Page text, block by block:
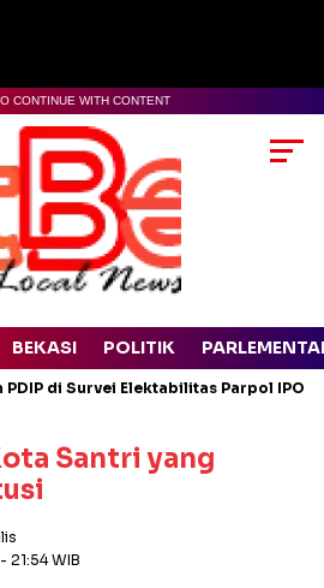
CONTINUE WITH CONTENT
BEKASI POLITIK
di Survei Elektabilitas Parpol IPO
Santri yang
- 21:54 WIB